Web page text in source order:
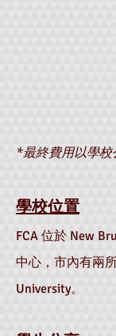
*最終費用以學校
學校位置
FCA 位於 New
中心，市內有兩
University。